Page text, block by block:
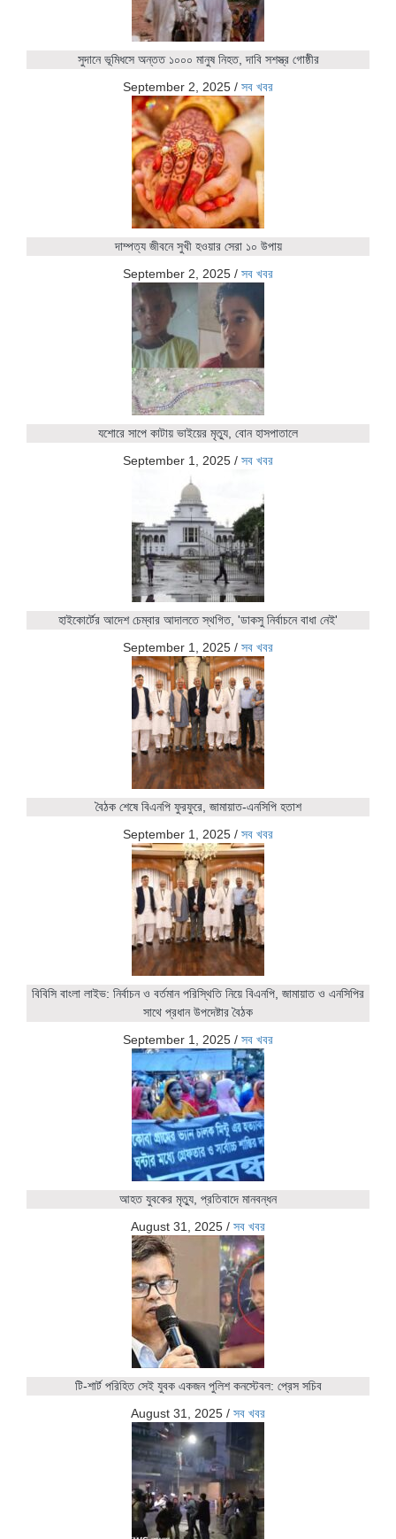
সুদানে ভূমিধসে অন্তত ১০০০ মানুষ নিহত, দাবি সশস্ত্র গোষ্ঠীর
September 2, 2025 / সব খবর
দাম্পত্য জীবনে সুখী হওয়ার সেরা ১০ উপায়
September 2, 2025 / সব খবর
যশোরে সাপে কাটায় ভাইয়ের মৃত্যু, বোন হাসপাতালে
September 1, 2025 / সব খবর
হাইকোর্টের আদেশ চেম্বার আদালতে স্থগিত, 'ডাকসু নির্বাচনে বাধা নেই'
September 1, 2025 / সব খবর
বৈঠক শেষে বিএনপি ফুরফুরে, জামায়াত-এনসিপি হতাশ
September 1, 2025 / সব খবর
বিবিসি বাংলা লাইভ: নির্বাচন ও বর্তমান পরিস্থিতি নিয়ে বিএনপি, জামায়াত ও এনসিপির
সাথে প্রধান উপদেষ্টার বৈঠক
September 1, 2025 / সব খবর
আহত যুবকের মৃত্যু, প্রতিবাদে মানবন্ধন
August 31, 2025 / সব খবর
টি-শার্ট পরিহিত সেই যুবক একজন পুলিশ কনস্টেবল: প্রেস সচিব
August 31, 2025 / সব খবর